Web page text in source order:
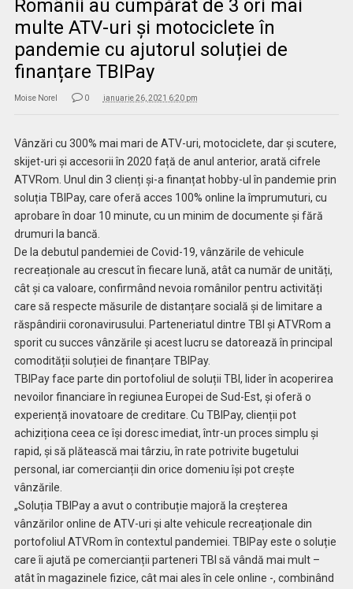
Românii au cumpărat de 3 ori mai
multe ATV-uri și motociclete în
pandemie cu ajutorul soluției de
finanțare TBIPay
Moise Norel 0 ianuarie 26, 2021 6:20 pm
Vânzări cu 300% mai mari de ATV-uri, motociclete, dar și scutere,
skijet-uri și accesorii în 2020 față de anul anterior, arată cifrele
ATVRom. Unul din 3 clienți și-a finanțat hobby-ul în pandemie prin
soluția TBIPay, care oferă acces 100% online la împrumuturi, cu
aprobare în doar 10 minute, cu un minim de documente și fără
drumuri la bancă.
De la debutul pandemiei de Covid-19, vânzările de vehicule
recreaționale au crescut în fiecare lună, atât ca număr de unități,
cât și ca valoare, confirmând nevoia românilor pentru activități
care să respecte măsurile de distanțare socială și de limitare a
răspândirii coronavirusului. Parteneriatul dintre TBI și ATVRom a
sporit cu succes vânzările și acest lucru se datorează în principal
comodității soluției de finanțare TBIPay.
TBIPay face parte din portofoliul de soluții TBI, lider în acoperirea
nevoilor financiare în regiunea Europei de Sud-Est, și oferă o
experiență inovatoare de creditare. Cu TBIPay, clienții pot
achiziționa ceea ce își doresc imediat, într-un proces simplu și
rapid, și să plătească mai târziu, în rate potrivite bugetului
personal, iar comercianții din orice domeniu își pot crește
vânzările.
„Soluția TBIPay a avut o contribuție majoră la creșterea
vânzărilor online de ATV-uri și alte vehicule recreaționale din
portofoliul ATVRom în contextul pandemiei. TBIPay este o soluție
care îi ajută pe comercianții parteneri TBI să vândă mai mult –
atât în magazinele fizice, cât mai ales în cele online -, combinând